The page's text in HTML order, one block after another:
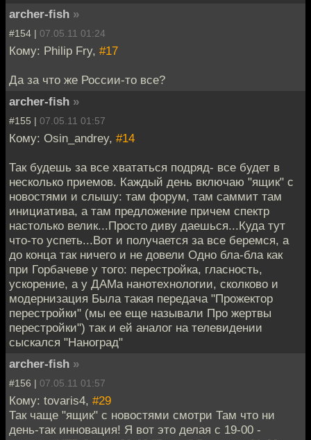
archer-fish »
#154 | 07.05.11 01:24
Кому: Philip Fry, #17
Да за что же России-то все?
archer-fish »
#155 | 07.05.11 01:57
Кому: Osin_andrey, #14
Так будешь за все хвататься подряд- все будет в
несколько приемов. Каждый день включаю "ящик" с
новостями и слышу: там форум, там саммит там
инициатива, а там предложение причем спектр
настолько велик...Просто диву даешься...Куда тут
что-то успеть...Вот и получается за все беремся, а
до конца так ничего и не довели Одно бла-бла как
при Горбачеве у того: перестройка, гласность,
ускорение, а у ДАМа нанотехнологии, сколково и
модернизация Была такая передача "Прожектор
перестройки" (мы ее еще называли Про жертвы
перестройки") так и ей аналог на телевидении
сыскался "Наноград"
archer-fish »
#156 | 07.05.11 01:57
Кому: tovaris4, #29
Так чаще "ящик" с новостями смотри Там что ни
день-так инновация! Я вот это делая с 19-00 -